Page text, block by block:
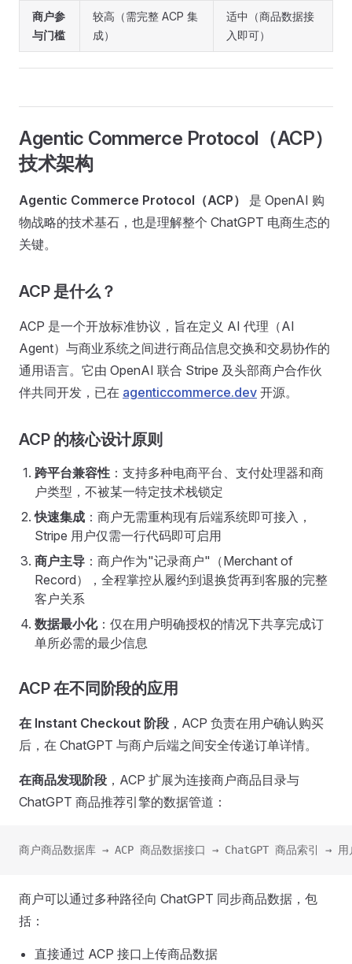
商户参
与门槛
较高（需完整 ACP 集
成）
适中（商品数据接
入即可）
Agentic Commerce Protocol（ACP）
技术架构
Agentic Commerce Protocol（ACP）
是 OpenAI 购
物战略的技术基石，也是理解整个 ChatGPT 电商生态的
关键。
ACP 是什么？
ACP 是一个开放标准协议，旨在定义 AI 代理（AI
Agent）与商业系统之间进行商品信息交换和交易协作的
通用语言。它由 OpenAI 联合 Stripe 及头部商户合作伙
伴共同开发，已在 agenticcommerce.dev 开源。
ACP 的核心设计原则
跨平台兼容性 ：支持多种电商平台、支付处理器和商
户类型，不被某一特定技术栈锁定
快速集成 ：商户无需重构现有后端系统即可接入，
Stripe 用户仅需一行代码即可启用
商户主导 ：商户作为"记录商户"（Merchant of
Record），全程掌控从履约到退换货再到客服的完整
客户关系
数据最小化：仅在用户明确授权的情况下共享完成订
单所必需的最少信息
ACP 在不同阶段的应用
在 Instant Checkout 阶段 ，ACP 负责在用户确认购买
后，在 ChatGPT 与商户后端之间安全传递订单详情。
在商品发现阶段 ，ACP 扩展为连接商户商品目录与
ChatGPT 商品推荐引擎的数据管道：
商户商品数据库 → ACP 商品数据接口 → ChatGPT 商品索引 → 用
商户可以通过多种路径向 ChatGPT 同步商品数据，包
括：
直接通过 ACP 接口上传商品数据